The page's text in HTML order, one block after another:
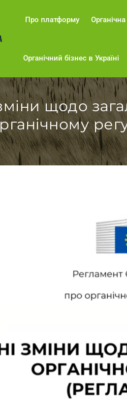
Про платформу Органічна
Органічний бізнес в Україні
щодо